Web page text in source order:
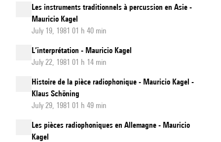
Les instruments traditionnels à percussion en Asie -
Mauricio Kagel
July 19, 1981 01 h 40 min
L’interprétation - Mauricio Kagel
July 22, 1981 01 h 14 min
Histoire de la pièce radiophonique - Mauricio Kagel -
Klaus Schöning
July 29, 1981 01 h 49 min
Les pièces radiophoniques en Allemagne - Mauricio
Kagel